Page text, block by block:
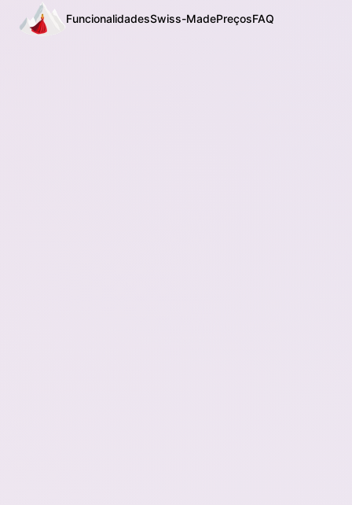
FuncionalidadesSwiss-MadePreçosFAQ